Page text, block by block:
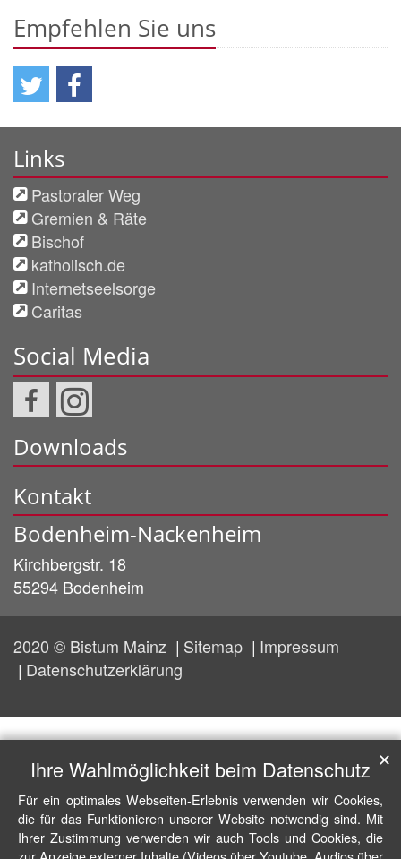
Empfehlen Sie uns
Links
Pastoraler Weg
Gremien & Räte
Bischof
katholisch.de
Internetseelsorge
Caritas
Social Media
Downloads
Kontakt
Bodenheim-Nackenheim
Kirchbergstr. 18
55294 Bodenheim
2020 © Bistum Mainz Sitemap
Impressum
Datenschutzerklärung
Ihre Wahlmöglichkeit beim Datenschutz
Für ein optimales Webseiten-Erlebnis verwenden wir Cookies,
die für das Funktionieren unserer Website notwendig sind. Mit
Ihrer Zustimmung verwenden wir auch Tools und Cookies, die
✕